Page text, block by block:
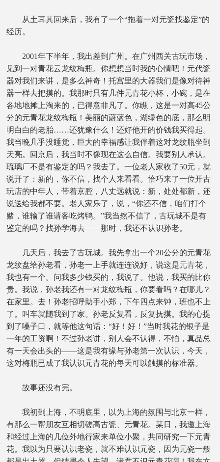
从土耳其回来后，我有了一个“拖着一对元瓷找鉴定”的
经历。
2001年下半年，我出差到广州。在广州西关古玩市场，
见到一对青花云龙纹梅瓶。你想想当时我的心情吧！元代瓷
器对我们来讲，是多么神奇！托宫里的大器我们是像对待神
器一样去把摸的。我那时只有几件元青花小杯，小碗，是在
各地地摊上淘来的，已得意非凡了。你瞧，这是一对高45公
分的元青花龙纹梅瓶！美丽的蔚蓝色，湖绿色的底，那么明
明白白的老胎……还犹豫什么！还好他开的价钱我买得起。
我当晚几乎没睡觉，巨大的幸福感让我伴着这对龙纹瓶坐到
天亮。回京后，我当时不像现在这么自信。我要别人承认。
琉璃厂不是有鉴定的吗？我去了。一位老人家收了50元，就
说开了：新的，你不信，找个人来看看。恰巧来了一位开古
玩店的中年人，带着京腔，八丈远就说：新，处处都新，还
说送给我都不要。老人家乐了，说，“你还不信，咱们打个
赌，谁输了谁请客吃烤鸭。”我当然不信了，古玩城不是有
鉴定的吗？找孙学海去——那时，我还不认识孙老。
几天后，我去了古玩城。我先拿出一个20公分的元青花
龙纹盘给孙老看，孙老一上手就连连说好，说这是元青花，
我也有一个。问我多少钱买的，我说了。他说，我买的比你
贵。我说，孙老我还有一对龙纹梅瓶，你要看吗？在哪儿？
在家里。去！孙老招呼助手小郑，下午四点来钟，班也不上
了。叫车就随我到了家。孙老反复看，反复抚摸。我的心提
到了嗓子口，就等他这句话：“好！好！”当时我花的银子是
一年的工资啊！不过孙老讲，别人会不认得，不怕，真品总
有一天会出头的——这是我有缘与孙老第一次认识，今天，
这对梅瓶已成了我认识元青花的每天可以触摸的标准器。
故事还没有完。
我初到上海，不明底里，以为上海的氛围与北京一样，
有那么一帮朋友互相切磋高古瓷、元青花。某日，我邀上海
和经过上海的几位外地行家来单位小聚，共同研究一下元青
花。我以为只要认识老瓷，就不难认识元瓷，因为元瓷一般